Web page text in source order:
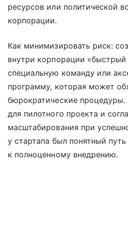
ресурсов или политической
корпорации.
Как минимизировать риск:
внутри корпорации
специальную команду или
программу, которая может
бюрократические процедуры.
для пилотного проекта и
масштабирования при
у стартапа был понятный путь
к полноценному внедрению.